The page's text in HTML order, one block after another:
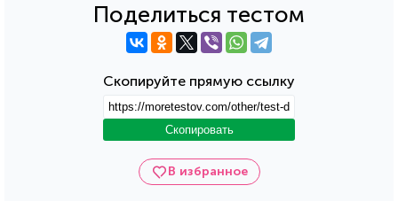
В избранное
Поделиться тестом
Скопируйте прямую ссылку
Скопировать